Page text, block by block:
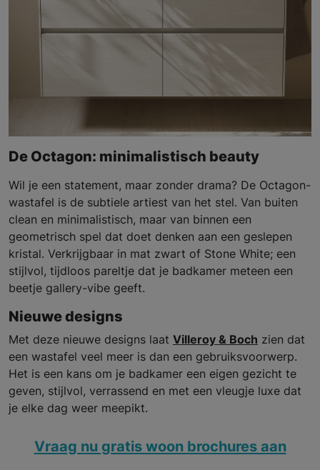
De Octagon: minimalistisch beauty
Wil je een statement, maar zonder drama? De Octagon-
wastafel is de subtiele artiest van het stel. Van buiten
clean en minimalistisch, maar van binnen een
geometrisch spel dat doet denken aan een geslepen
kristal. Verkrijgbaar in mat zwart of Stone White; een
stijlvol, tijdloos pareltje dat je badkamer meteen een
beetje gallery-vibe geeft.
Nieuwe designs
Met deze nieuwe designs laat Villeroy & Boch zien dat
een wastafel veel meer is dan een gebruiksvoorwerp.
Het is een kans om je badkamer een eigen gezicht te
geven, stijlvol, verrassend en met een vleugje luxe dat
je elke dag weer meepikt.
Vraag nu gratis woon brochures aan